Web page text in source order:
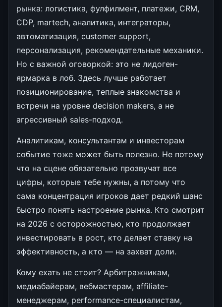
рынка: логистика, фулфилмент, платежи, CRM,
CDP, martech, аналитика, интеграторы,
автоматизация, customer support,
персонализация, рекомендательные механики.
Но с важной оговоркой: это не лидоген-
ярмарка в лоб. Здесь лучше работает
позиционирование, теплые знакомства и
встречи на уровне decision makers, а не
агрессивный sales-подход.
Аналитикам, консультантам и инвесторам
событие тоже может быть полезно. Не потому
что на сцене обязательно прозвучат все
цифры, которые тебе нужны, а потому что
сама концентрация игроков дает редкий шанс
быстро понять настроение рынка. Кто смотрит
на 2026 с осторожностью, кто продолжает
инвестировать в рост, кто делает ставку на
эффективность, а кто — на захват доли.
Кому ехать не стоит? Арбитражникам,
медиабайерам, вебмастерам, affiliate-
менеджерам, performance-специалистам,